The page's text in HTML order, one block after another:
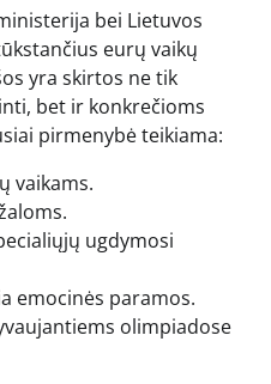
bei Lietuvos
eurų vaikų
yra skirtos ne tik
bet ir konkrečioms
pirmenybė teikiama:
vaikams.
ugdymosi
emocinės paramos.
olimpiadose